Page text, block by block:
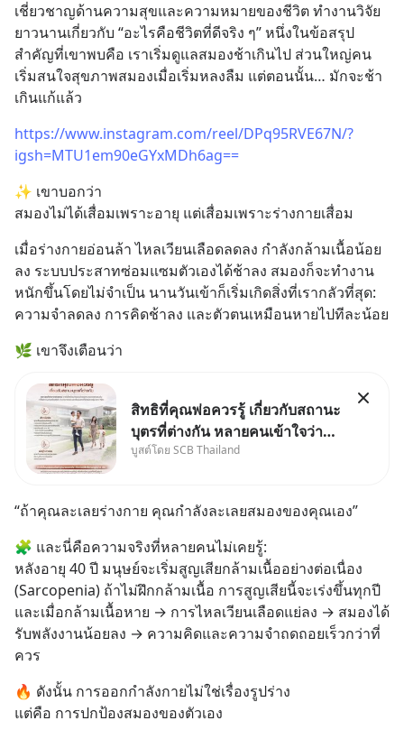
เชี่ยวชาญด้านความสุขและความหมายของชีวิต ทำงานวิจัย
ยาวนานเกี่ยวกับ “อะไรคือชีวิตที่ดีจริง ๆ” หนึ่งในข้อสรุป
สำคัญที่เขาพบคือ เราเริ่มดูแลสมองช้าเกินไป ส่วนใหญ่คน
เริ่มสนใจสุขภาพสมองเมื่อเริ่มหลงลืม แต่ตอนนั้น… มักจะช้า
เกินแก้แล้ว
https://www.instagram.com/reel/DPq95RVE67N/?
igsh=MTU1em90eGYxMDh6ag==
✨ เขาบอกว่า
สมองไม่ได้เสื่อมเพราะอายุ แต่เสื่อมเพราะร่างกายเสื่อม
เมื่อร่างกายอ่อนล้า ไหลเวียนเลือดลดลง กำลังกล้ามเนื้อน้อย
ลง ระบบประสาทซ่อมแซมตัวเองได้ช้าลง สมองก็จะทำงาน
หนักขึ้นโดยไม่จำเป็น นานวันเข้าก็เริ่มเกิดสิ่งที่เรากลัวที่สุด:
ความจำลดลง การคิดช้าลง และตัวตนเหมือนหายไปทีละน้อย
🌿 เขาจึงเตือนว่า
สิทธิที่คุณพ่อควรรู้ เกี่ยวกับสถานะ
บุตรที่ต่างกัน หลายคนเข้าใจว่า
"เมื่อเป็นลูกของพ่อและแม่ ก็ย่อม
กฎหมายไทยไม่ได้กำหนดไว้แบบ
นั้น
บูสต์โดย SCB Thailand
“ถ้าคุณละเลยร่างกาย คุณกำลังละเลยสมองของคุณเอง”
🧩 และนี่คือความจริงที่หลายคนไม่เคยรู้:
หลังอายุ 40 ปี มนุษย์จะเริ่มสูญเสียกล้ามเนื้ออย่างต่อเนื่อง
(Sarcopenia) ถ้าไม่ฝึกกล้ามเนื้อ การสูญเสียนี้จะเร่งขึ้นทุกปี
และเมื่อกล้ามเนื้อหาย → การไหลเวียนเลือดแย่ลง → สมองได้
รับพลังงานน้อยลง → ความคิดและความจำถดถอยเร็วกว่าที่
ควร
🔥 ดังนั้น การออกกำลังกายไม่ใช่เรื่องรูปร่าง
แต่คือ การปกป้องสมองของตัวเอง